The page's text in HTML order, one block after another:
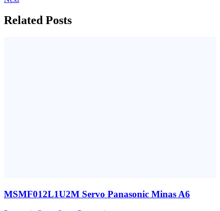
Related Posts
MSMF012L1U2M Servo Panasonic Minas A6